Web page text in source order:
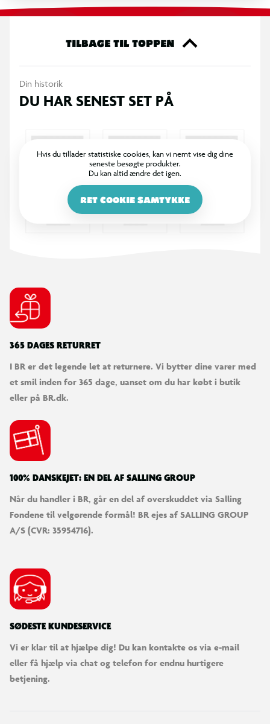
Pokémon-produkt fra Jazwares.
Alder: 2+
TILBAGE TIL TOPPEN
Din historik
DU HAR SENEST SET PÅ
Hvis du tillader statistiske cookies, kan vi nemt vise dig dine
seneste besøgte produkter.
Du kan altid ændre det igen.
RET COOKIE SAMTYKKE
365 DAGES RETURRET
I BR er det legende let at returnere. Vi bytter dine varer med
et smil inden for 365 dage, uanset om du har købt i butik
eller på BR.dk.
100% DANSKEJET: EN DEL AF SALLING GROUP
Når du handler i BR, går en del af overskuddet via Salling
Fondene til velgørende formål! BR ejes af SALLING GROUP
A/S (CVR: 35954716).
SØDESTE KUNDESERVICE
Vi er klar til at hjælpe dig! Du kan kontakte os via e-mail
eller få hjælp via chat og telefon for endnu hurtigere
betjening.